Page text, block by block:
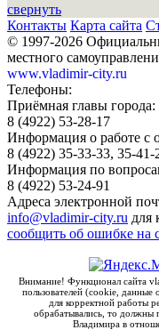
свернуть
Контакты Карта сайта
© 1997-2026
местного
www.vladimir-city.ru
Телефоны:
Приёмная главы города:
8 (4922) 53-28-17
Информация о работе с
8 (4922) 35-33-33, 35-41-
Информация по
8 (4922) 53-24-91
Адреса электронной
info@vladimir-city.ru для
сообщить об ошибке на
Внимание! Функционал сайта
пользователей (cookie,
для корректной работы
обрабатывались, то должны
Владимира в